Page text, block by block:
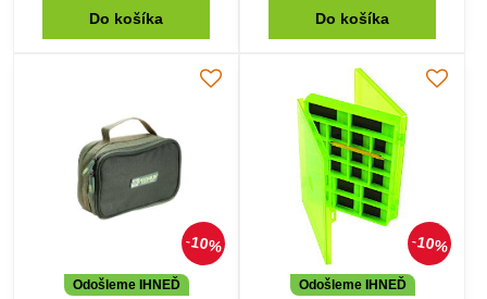
Do košíka Do košíka
10%
Odošleme IHNEĎ
10%
Odošleme IHNEĎ